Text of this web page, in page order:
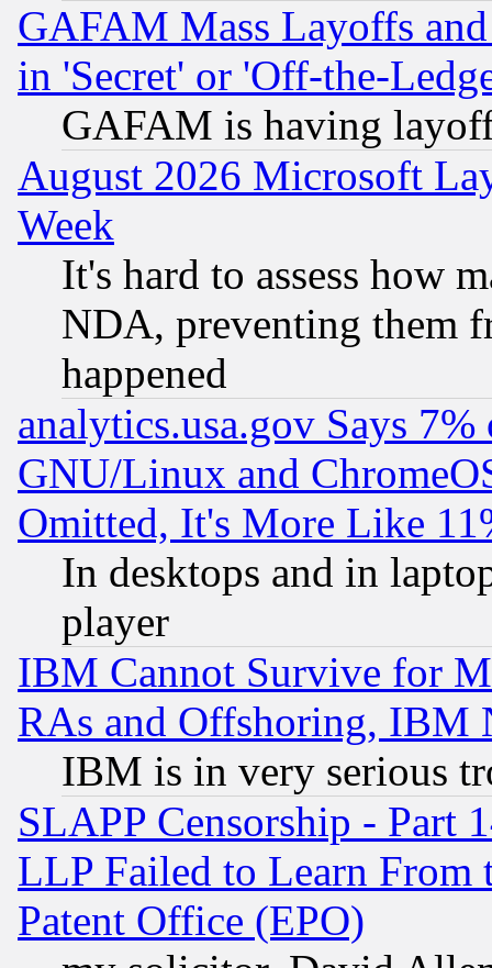
GAFAM Mass Layoffs
in 'Secret' or 'Off-the-
GAFAM is having
August 2026 Microsoft
Week
It's hard to assess how
NDA, preventing them
happened
analytics.usa.gov Says
GNU/Linux and
Omitted, It's More Like
In desktops and in
player
IBM Cannot Survive for
RAs and Offshoring, IBM
IBM is in very serious
SLAPP Censorship - Part
LLP Failed to Learn From
Patent Office (EPO)